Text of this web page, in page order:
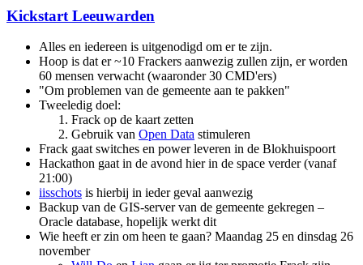
Kickstart Leeuwarden
Alles en iedereen is uitgenodigd om er te zijn.
Hoop is dat er ~10 Frackers aanwezig zullen zijn, er worden
60 mensen verwacht (waaronder 30 CMD'ers)
"Om problemen van de gemeente aan te pakken"
Tweeledig doel:
Frack op de kaart zetten
Gebruik van Open Data stimuleren
Frack gaat switches en power leveren in de Blokhuispoort
Hackathon gaat in de avond hier in de space verder (vanaf
21:00)
iisschots is hierbij in ieder geval aanwezig
Backup van de GIS-server van de gemeente gekregen –
Oracle database, hopelijk werkt dit
Wie heeft er zin om heen te gaan? Maandag 25 en dinsdag 26
november